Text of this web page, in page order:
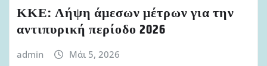
ΚΚΕ: Λήψη άμεσων μέτρων για την
αντιπυρική περίοδο 2026
admin Μάι 5, 2026